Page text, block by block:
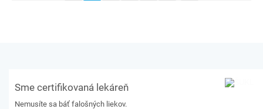
Sme certifikovaná lekáreň
Nemusíte sa báť falošných liekov.